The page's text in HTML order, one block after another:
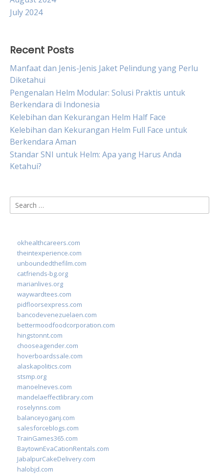
July 2024
Recent Posts
Manfaat dan Jenis-Jenis Jaket Pelindung yang Perlu
Diketahui
Pengenalan Helm Modular: Solusi Praktis untuk
Berkendara di Indonesia
Kelebihan dan Kekurangan Helm Half Face
Kelebihan dan Kekurangan Helm Full Face untuk
Berkendara Aman
Standar SNI untuk Helm: Apa yang Harus Anda
Ketahui?
Search
for:
okhealthcareers.com
theintexperience.com
unboundedthefilm.com
catfriends-bg.org
marianlives.org
waywardtees.com
pidfloorsexpress.com
bancodevenezuelaen.com
bettermoodfoodcorporation.com
hingstonnt.com
chooseagender.com
hoverboardssale.com
alaskapolitics.com
stsmp.org
manoelneves.com
mandelaeffectlibrary.com
roselynns.com
balanceyoganj.com
salesforceblogs.com
TrainGames365.com
BaytownEvaCationRentals.com
JabalpurCakeDelivery.com
halobjd.com